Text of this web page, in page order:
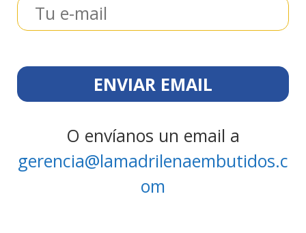
O envíanos un email a
gerencia@lamadrilenaembutidos.c
om